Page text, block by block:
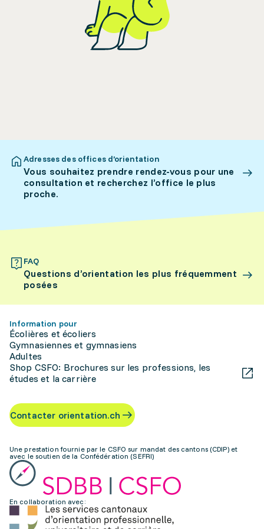
Adresses des offices d’orientation
Vous souhaitez prendre rendez-vous pour une
consultation et recherchez l’office le plus
proche.
FAQ
Questions d’orientation les plus fréquemment
posées
Information pour
Écolières et écoliers
Gymnasiennes et gymnasiens
Adultes
Shop CSFO: Brochures sur les professions, les
études et la carrière
Contacter orientation.ch
Une prestation fournie par le CSFO sur mandat des cantons (CDIP) et
avec le soutien de la Confédération (SEFRI)
En collaboration avec: